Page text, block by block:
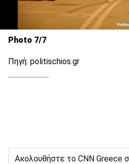
Photo 7/7
Πηγή: politischios.gr
Ακολουθήστε το CNN Greece